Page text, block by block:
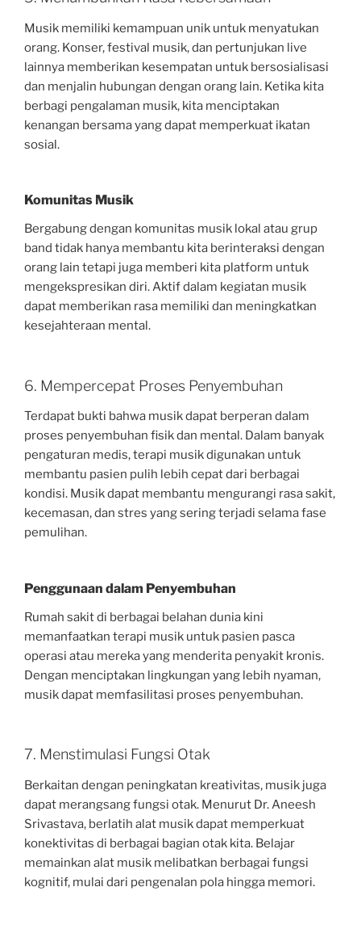
Musik memiliki kemampuan unik untuk menyatukan
orang. Konser, festival musik, dan pertunjukan live
lainnya memberikan kesempatan untuk bersosialisasi
dan menjalin hubungan dengan orang lain. Ketika kita
berbagi pengalaman musik, kita menciptakan
kenangan bersama yang dapat memperkuat ikatan
sosial.
Komunitas Musik
Bergabung dengan komunitas musik lokal atau grup
band tidak hanya membantu kita berinteraksi dengan
orang lain tetapi juga memberi kita platform untuk
mengekspresikan diri. Aktif dalam kegiatan musik
dapat memberikan rasa memiliki dan meningkatkan
kesejahteraan mental.
6. Mempercepat Proses Penyembuhan
Terdapat bukti bahwa musik dapat berperan dalam
proses penyembuhan fisik dan mental. Dalam banyak
pengaturan medis, terapi musik digunakan untuk
membantu pasien pulih lebih cepat dari berbagai
kondisi. Musik dapat membantu mengurangi rasa sakit,
kecemasan, dan stres yang sering terjadi selama fase
pemulihan.
Penggunaan dalam Penyembuhan
Rumah sakit di berbagai belahan dunia kini
memanfaatkan terapi musik untuk pasien pasca
operasi atau mereka yang menderita penyakit kronis.
Dengan menciptakan lingkungan yang lebih nyaman,
musik dapat memfasilitasi proses penyembuhan.
7. Menstimulasi Fungsi Otak
Berkaitan dengan peningkatan kreativitas, musik juga
dapat merangsang fungsi otak. Menurut Dr. Aneesh
Srivastava, berlatih alat musik dapat memperkuat
konektivitas di berbagai bagian otak kita. Belajar
memainkan alat musik melibatkan berbagai fungsi
kognitif, mulai dari pengenalan pola hingga memori.